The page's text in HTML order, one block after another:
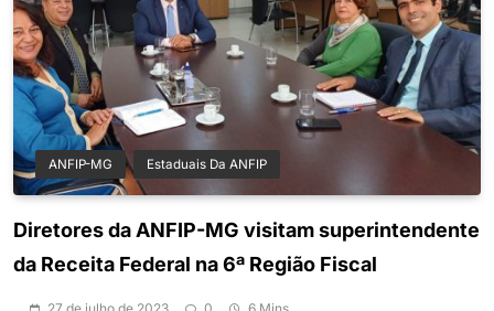
ANFIP-MG Estaduais Da ANFIP
Diretores da ANFIP-MG visitam superintendente
da Receita Federal na 6ª Região Fiscal